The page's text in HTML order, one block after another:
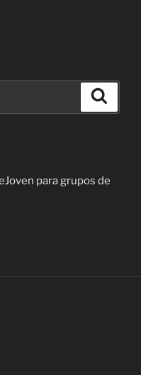
para grupos de